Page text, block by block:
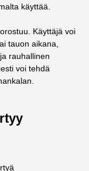
käyttää.
Käyttäjä voi
tauon aikana,
rauhallinen
voi tehdä